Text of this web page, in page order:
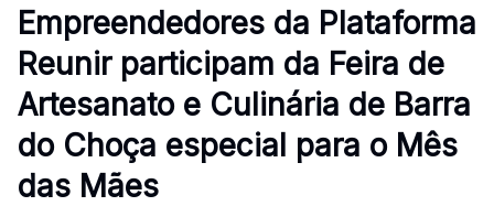
tecnologia
oportunizando
trabalho
decente
Empreendedores da Plataforma
Reunir participam da Feira de
Artesanato e Culinária de Barra
do Choça especial para o Mês
das Mães